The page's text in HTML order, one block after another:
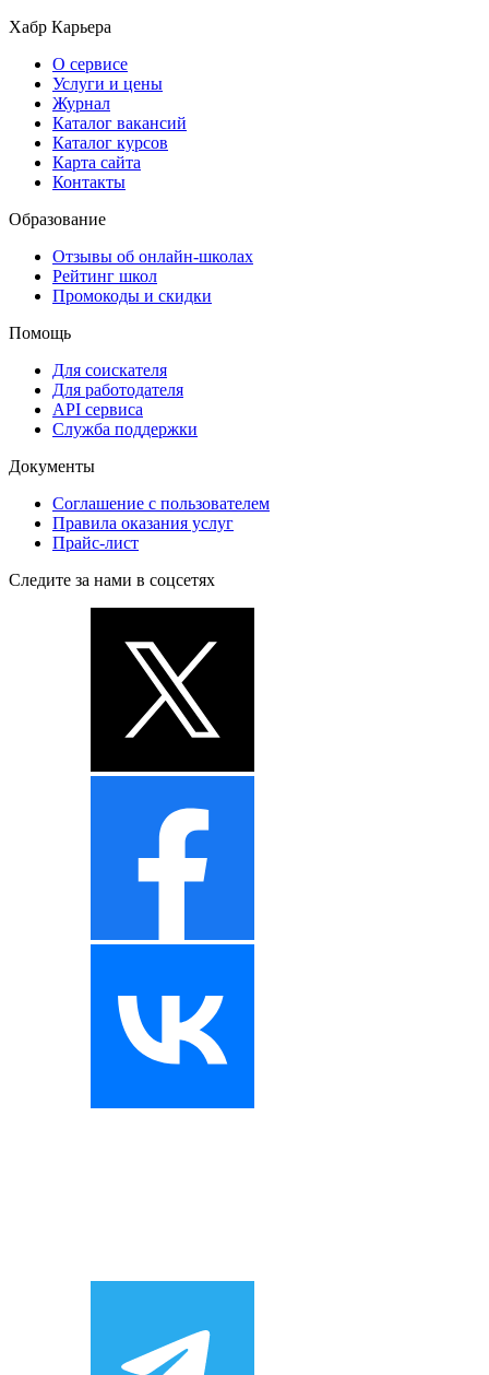
Хабр Карьера
О сервисе
Услуги и цены
Журнал
Каталог вакансий
Каталог курсов
Карта сайта
Контакты
Образование
Отзывы об онлайн-школах
Рейтинг школ
Промокоды и скидки
Помощь
Для соискателя
Для работодателя
API сервиса
Служба поддержки
Документы
Соглашение с пользователем
Правила оказания услуг
Прайс-лист
Следите за нами в соцсетях